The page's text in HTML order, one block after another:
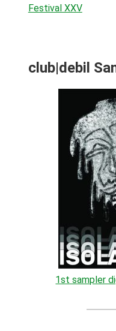
Festival XXV
club|debil
1st sampler